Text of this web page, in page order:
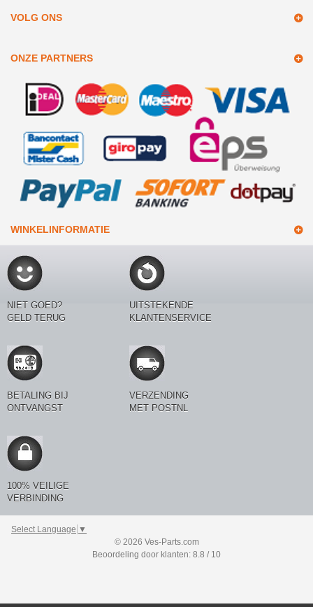
VOLG ONS
ONZE PARTNERS
WINKELINFORMATIE
NIET GOED?
GELD TERUG
UITSTEKENDE
KLANTENSERVICE
BETALING BIJ
ONTVANGST
VERZENDING
MET POSTNL
100% VEILIGE
VERBINDING
Select Language ▼
© 2026 Ves-Parts.com
Beoordeling door klanten: 8.8 / 10